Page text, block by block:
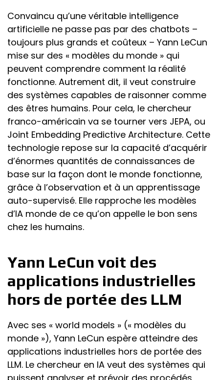
Convaincu qu’une véritable intelligence
artificielle ne passe pas par des chatbots –
toujours plus grands et coûteux – Yann LeCun
mise sur des « modèles du monde » qui
peuvent comprendre comment la réalité
fonctionne. Autrement dit, il veut construire
des systèmes capables de raisonner comme
des êtres humains. Pour cela, le chercheur
franco-américain va se tourner vers JEPA, ou
Joint Embedding Predictive Architecture. Cette
technologie repose sur la capacité d’acquérir
d’énormes quantités de connaissances de
base sur la façon dont le monde fonctionne,
grâce à l’observation et à un apprentissage
auto-supervisé. Elle rapproche les modèles
d’IA monde de ce qu’on appelle le bon sens
chez les humains.
Yann LeCun voit des
applications industrielles
hors de portée des LLM
Avec ses « world models » (« modèles du
monde »), Yann LeCun espère atteindre des
applications industrielles hors de portée des
LLM. Le chercheur en IA veut des systèmes qui